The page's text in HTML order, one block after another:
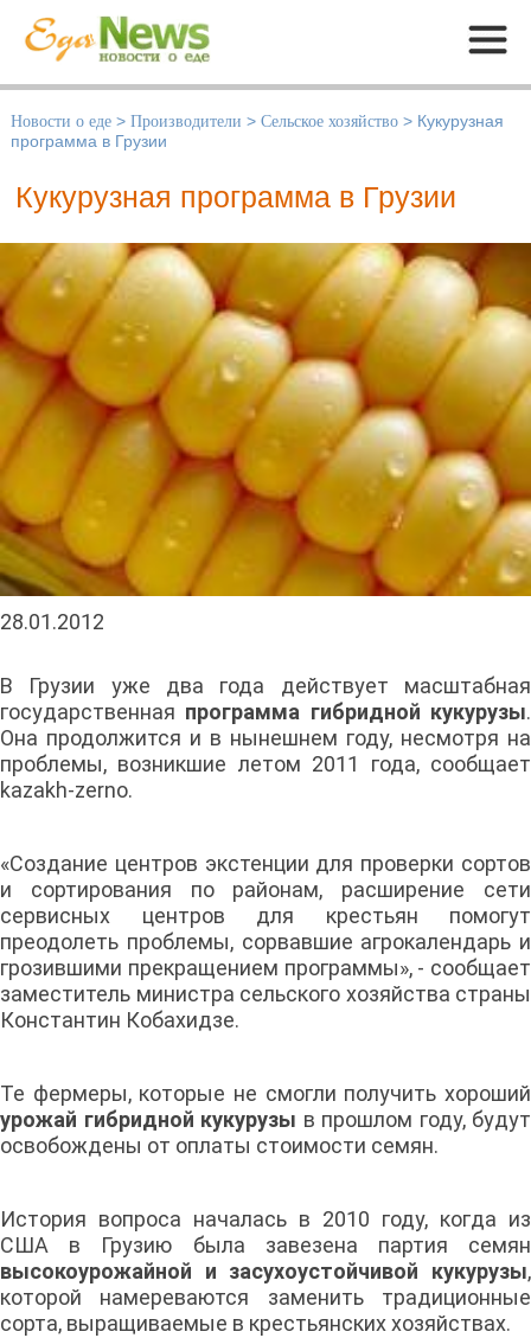
Меню
Новости о еде > Производители > Сельское хозяйство > Кукурузная
программа в Грузии
Кукурузная программа в Грузии
28.01.2012
В Грузии уже два года действует масштабная
государственная программа гибридной кукурузы.
Она продолжится и в нынешнем году, несмотря на
проблемы, возникшие летом 2011 года, сообщает
kazakh-zerno.
«Создание центров экстенции для проверки сортов
и сортирования по районам, расширение сети
сервисных центров для крестьян помогут
преодолеть проблемы, сорвавшие агрокалендарь и
грозившими прекращением программы», - сообщает
заместитель министра сельского хозяйства страны
Константин Кобахидзе.
Те фермеры, которые не смогли получить хороший
урожай гибридной кукурузы в прошлом году, будут
освобождены от оплаты стоимости семян.
История вопроса началась в 2010 году, когда из
США в Грузию была завезена партия семян
высокоурожайной и засухоустойчивой кукурузы,
которой намереваются заменить традиционные
сорта, выращиваемые в крестьянских хозяйствах.